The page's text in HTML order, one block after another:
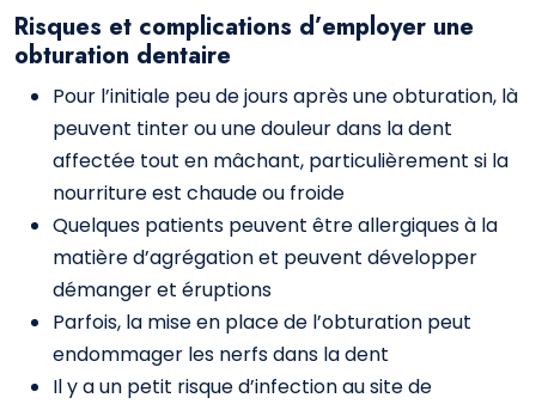
Risques et complications d’employer une
obturation dentaire
Pour l’initiale peu de jours après une obturation, là
peuvent tinter ou une douleur dans la dent
affectée tout en mâchant, particulièrement si la
nourriture est chaude ou froide
Quelques patients peuvent être allergiques à la
matière d’agrégation et peuvent développer
démanger et éruptions
Parfois, la mise en place de l’obturation peut
endommager les nerfs dans la dent
Il y a un petit risque d’infection au site de